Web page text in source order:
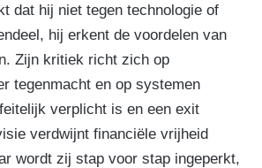
dat hij niet tegen technologie of
hij erkent de voordelen van
Zijn kritiek richt zich op
tegenmacht en op systemen
verplicht is en een exit
verdwijnt financiële vrijheid
wordt zij stap voor stap ingeperkt,